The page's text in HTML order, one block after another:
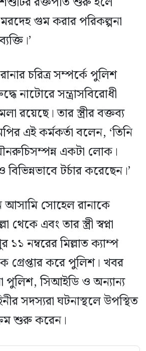
গুম করার পরিকল্পনা
চরিত্র সম্পর্কে পুলিশ
নাটোরে সন্ত্রাসবিরোধী
রয়েছে। তার স্ত্রীর বক্তব্য
এই কর্মকর্তা বলেন, ‘তিনি
একটা লোক।
বিভিন্নভাবে টর্চার করেছেন।’
আসামি সোহেল রানাকে
থেকে এবং তার স্ত্রী স্বপ্না
নম্বরের মিল্লাত ক্যাম্প
গ্রেপ্তার করে পুলিশ। খবর
পুলিশ, সিআইডি ও অন্যান্য
সদস্যরা ঘটনাস্থলে উপস্থিত
শুরু করেন।